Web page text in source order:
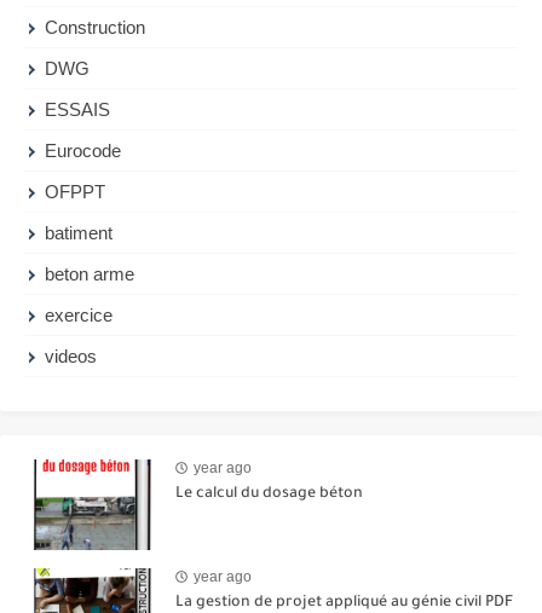
Construction
DWG
ESSAIS
Eurocode
OFPPT
batiment
beton arme
exercice
videos
year ago
Le calcul du dosage béton
year ago
La gestion de projet appliqué au génie civil PDF